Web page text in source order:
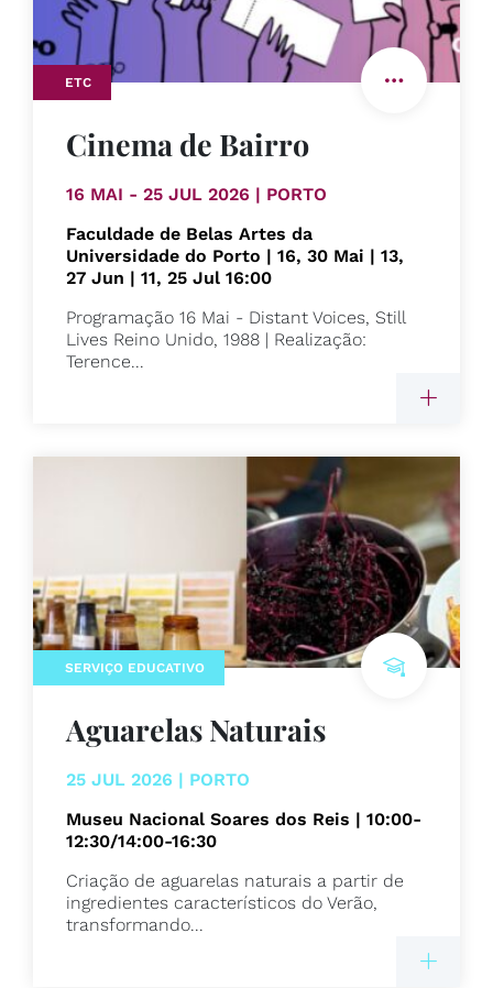
ETC
Cinema de Bairro
16 MAI - 25 JUL 2026 | PORTO
Faculdade de Belas Artes da
Universidade do Porto | 16, 30 Mai | 13,
27 Jun | 11, 25 Jul 16:00
Programação 16 Mai - Distant Voices, Still
Lives Reino Unido, 1988 | Realização:
Terence...
SERVIÇO EDUCATIVO
Aguarelas Naturais
25 JUL 2026 | PORTO
Museu Nacional Soares dos Reis | 10:00-
12:30/14:00-16:30
Criação de aguarelas naturais a partir de
ingredientes característicos do Verão,
transformando...